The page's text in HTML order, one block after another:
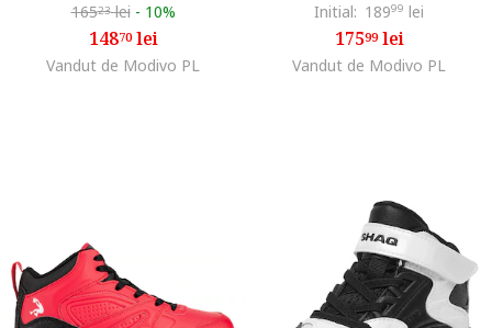
16523lei - 10%
14870lei
Vandut de Modivo PL
Initial: 18999 lei
17599lei
Vandut de Modivo PL